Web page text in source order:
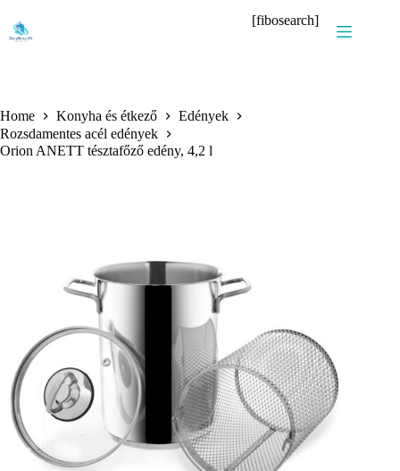
content
[fibosearch]
Home Konyha és étkező
Edények
Rozsdamentes acél edények
Orion ANETT tésztafőző edény, 4,2 l